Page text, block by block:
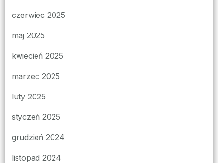
czerwiec 2025
maj 2025
kwiecień 2025
marzec 2025
luty 2025
styczeń 2025
grudzień 2024
listopad 2024